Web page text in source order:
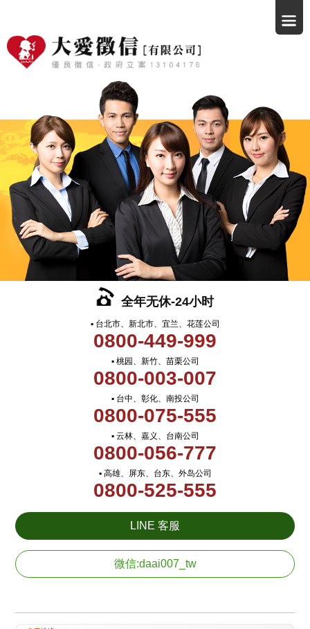
全年无休-24小时
▪ 台北市、新北市、宜兰、花莲公司
0800-449-999
▪ 桃园、新竹、苗栗公司
0800-003-007
▪ 台中、彰化、南投公司
0800-075-555
▪ 云林、嘉义、台南公司
0800-056-777
▪ 高雄、屏东、台东、外岛公司
0800-525-555
LINE 客服
微信:daai007_tw